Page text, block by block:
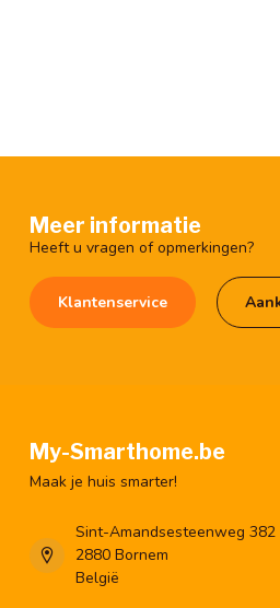
Meer informatie
Heeft u vragen of opmerkingen?
Klantenservice
My-Smarthome.be
Maak je huis smarter!
Sint-Amandsesteenweg 382
2880 Bornem
België